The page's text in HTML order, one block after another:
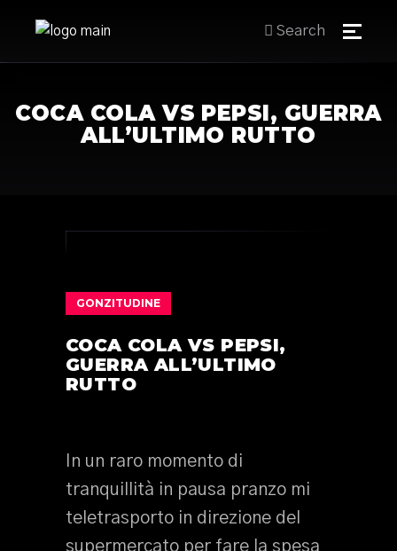
Search
COCA COLA VS PEPSI, GUERRA
ALL’ULTIMO RUTTO
GONZITUDINE
COCA COLA VS PEPSI,
GUERRA ALL’ULTIMO
RUTTO
In un raro momento di
tranquillità in pausa pranzo mi
teletrasporto in direzione del
supermercato per fare la spesa